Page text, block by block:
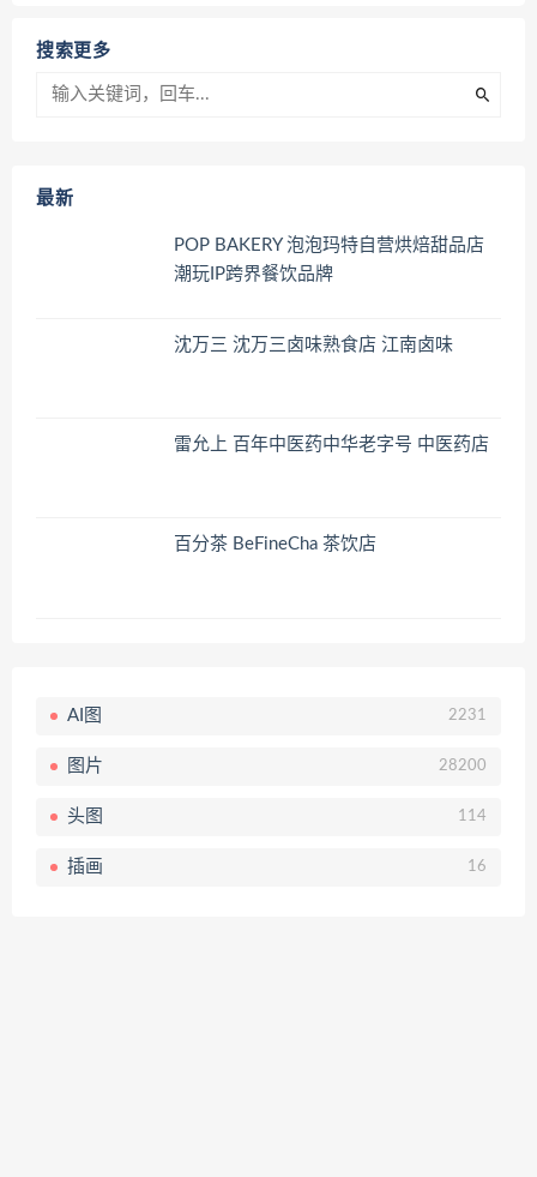
搜索更多
最新
POP BAKERY 泡泡玛特自营烘焙甜品店
潮玩IP跨界餐饮品牌
沈万三 沈万三卤味熟食店 江南卤味
雷允上 百年中医药中华老字号 中医药店
百分茶 BeFineCha 茶饮店
AI图 2231
图片 28200
头图 114
插画 16